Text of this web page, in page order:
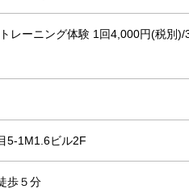
レーニング体験 1回4,000円(税別
5-1M1.6ビル2F
歩５分